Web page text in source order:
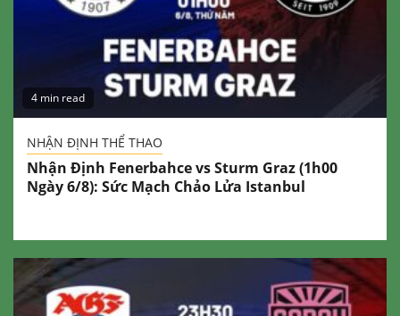
4 min read
NHẬN ĐỊNH THỂ THAO
Nhận Định Fenerbahce vs Sturm Graz (1h00
Ngày 6/8): Sức Mạch Chảo Lửa Istanbul